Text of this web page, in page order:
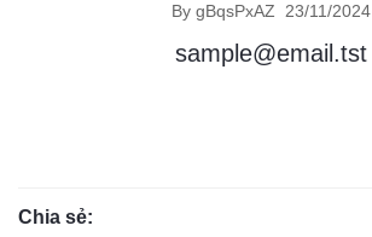
By gBqsPxAZ 23/11/2024
sample@email.tst
Chia sẻ: